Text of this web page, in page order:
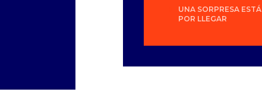
UNA SORPRESA ESTÁ
POR LLEGAR